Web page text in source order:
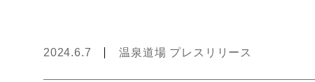
2024.6.7 温泉道場 プレスリリース